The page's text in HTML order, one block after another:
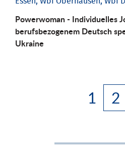
Powerwoman - Individuelles
berufsbezogenem Deutsch
Ukraine
1 2